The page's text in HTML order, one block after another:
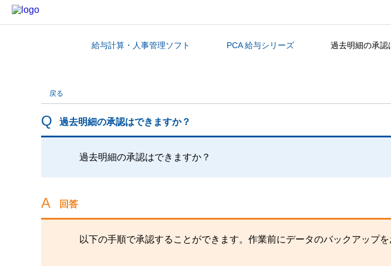
カテゴリから探す給与計算・人事管理ソフト PCA 給与シリーズ 過去明細の承認
戻る
過去明細の承認はできますか？
過去明細の承認はできますか？
回答
以下の手順で承認することができます。作業前にデータのバックアップを